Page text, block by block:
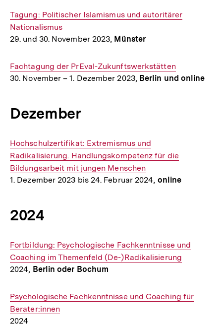
Interner
Link:
Tagung: Politischer Islamismus und autoritärer
Nationalismus
29. und 30. November 2023, Münster
Interner
Link:
Fachtagung der PrEval-Zukunftswerkstätten
30. November – 1. Dezember 2023, Berlin und online
Dezember
Interner
Link:
Hochschulzertifikat: Extremismus und
Radikalisierung. Handlungskompetenz für die
Bildungsarbeit mit jungen Menschen
1. Dezember 2023 bis 24. Februar 2024, online
2024
Interner
Link:
Fortbildung: Psychologische Fachkenntnisse und
Coaching im Themenfeld (De-)Radikalisierung
2024, Berlin oder Bochum
Interner
Link:
Psychologische Fachkenntnisse und Coaching für
Berater:innen
2024